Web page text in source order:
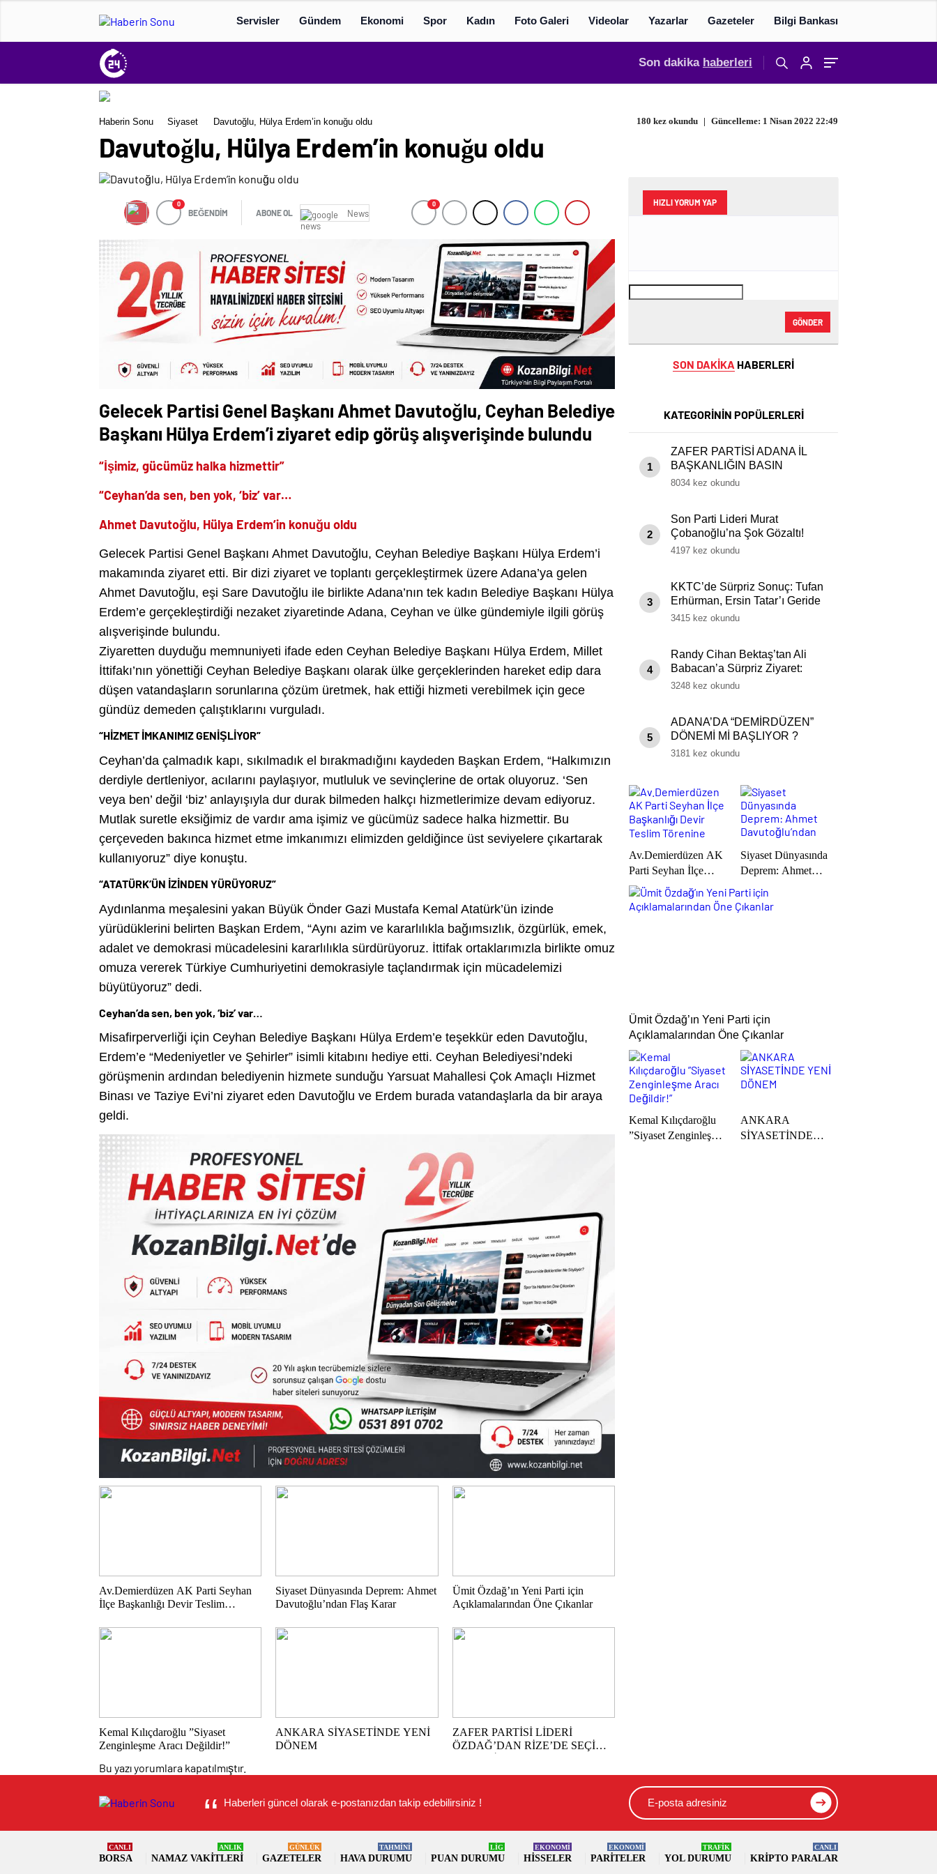
Servisler Gündem Ekonomi Spor Kadın Foto Galeri Videolar Yazarlar Gazeteler Bilgi Bankası
Son dakika haberleri
Haberin Sonu Siyaset Davutoğlu, Hülya Erdem’in konuğu oldu 180 kez okundu | Güncelleme: 1 Nisan 2022 22:49
Davutoğlu, Hülya Erdem’in konuğu oldu
0
BEĞENDİM ABONE OL News
0
Gelecek Partisi Genel Başkanı Ahmet Davutoğlu, Ceyhan Belediye
Başkanı Hülya Erdem’i ziyaret edip görüş alışverişinde bulundu
“İşimiz, gücümüz halka hizmettir”
“Ceyhan’da sen, ben yok, ‘biz’ var…
Ahmet Davutoğlu, Hülya Erdem’in konuğu oldu
Gelecek Partisi Genel Başkanı Ahmet Davutoğlu, Ceyhan Belediye Başkanı Hülya Erdem’i
makamında ziyaret etti. Bir dizi ziyaret ve toplantı gerçekleştirmek üzere Adana’ya gelen
Ahmet Davutoğlu, eşi Sare Davutoğlu ile birlikte Adana’nın tek kadın Belediye Başkanı Hülya
Erdem’e gerçekleştirdiği nezaket ziyaretinde Adana, Ceyhan ve ülke gündemiyle ilgili görüş
alışverişinde bulundu.
Ziyaretten duyduğu memnuniyeti ifade eden Ceyhan Belediye Başkanı Hülya Erdem, Millet
İttifakı’nın yönettiği Ceyhan Belediye Başkanı olarak ülke gerçeklerinden hareket edip dara
düşen vatandaşların sorunlarına çözüm üretmek, hak ettiği hizmeti verebilmek için gece
gündüz demeden çalıştıklarını vurguladı.
“HİZMET İMKANIMIZ GENİŞLİYOR”
Ceyhan’da çalmadık kapı, sıkılmadık el bırakmadığını kaydeden Başkan Erdem, “Halkımızın
derdiyle dertleniyor, acılarını paylaşıyor, mutluluk ve sevinçlerine de ortak oluyoruz. ‘Sen
veya ben’ değil ‘biz’ anlayışıyla dur durak bilmeden halkçı hizmetlerimize devam ediyoruz.
Mutlak suretle eksiğimiz de vardır ama işimiz ve gücümüz sadece halka hizmettir. Bu
çerçeveden bakınca hizmet etme imkanımızı elimizden geldiğince üst seviyelere çıkartarak
kullanıyoruz” diye konuştu.
“ATATÜRK’ÜN İZİNDEN YÜRÜYORUZ”
Aydınlanma meşalesini yakan Büyük Önder Gazi Mustafa Kemal Atatürk’ün izinde
yürüdüklerini belirten Başkan Erdem, “Aynı azim ve kararlılıkla bağımsızlık, özgürlük, emek,
adalet ve demokrasi mücadelesini kararlılıkla sürdürüyoruz. İttifak ortaklarımızla birlikte omuz
omuza vererek Türkiye Cumhuriyetini demokrasiyle taçlandırmak için mücadelemizi
büyütüyoruz” dedi.
Ceyhan’da sen, ben yok, ‘biz’ var…
Misafirperverliği için Ceyhan Belediye Başkanı Hülya Erdem’e teşekkür eden Davutoğlu,
Erdem’e “Medeniyetler ve Şehirler” isimli kitabını hediye etti. Ceyhan Belediyesi’ndeki
görüşmenin ardından belediyenin hizmete sunduğu Yarsuat Mahallesi Çok Amaçlı Hizmet
Binası ve Taziye Evi’ni ziyaret eden Davutoğlu ve Erdem burada vatandaşlarla da bir araya
geldi.
Av.Demierdüzen AK Parti Seyhan
İlçe Başkanlığı Devir Teslim
Siyaset Dünyasında Deprem: Ahmet
Davutoğlu’ndan Flaş Karar
Ümit Özdağ’ın Yeni Parti için
Açıklamalarından Öne Çıkanlar
Kemal Kılıçdaroğlu ”Siyaset
Zenginleşme Aracı Değildir!”
ANKARA SİYASETİNDE YENİ
DÖNEM
ZAFER PARTİSİ LİDERİ
ÖZDAĞ’DAN RİZE’DE SEÇİM
Bu yazı yorumlara kapatılmıştır.
HIZLI YORUM YAP
GÖNDER
SON DAKİKA HABERLERİ
KATEGORİNİN POPÜLERLERİ
1
ZAFER PARTİSİ ADANA İL
BAŞKANLIĞIN BASIN
AÇIKLAMASI
8034 kez okundu
2
Son Parti Lideri Murat
Çobanoğlu’na Şok Gözaltı!
Soruşturma Başlatıldı
4197 kez okundu
3
KKTC’de Sürpriz Sonuç: Tufan
Erhürman, Ersin Tatar’ı Geride
Bıraktı
3415 kez okundu
4
Randy Cihan Bektaş’tan Ali
Babacan’a Sürpriz Ziyaret:
Ezber Bozan Açıklamalar !
3248 kez okundu
5
ADANA’DA “DEMİRDÜZEN”
DÖNEMİ Mİ BAŞLIYOR ?
3181 kez okundu
Av.Demierdüzen AK
Parti Seyhan İlçe
Başkanlığı Devir
Teslim Törenine
Katıldık.
Siyaset Dünyasında
Deprem: Ahmet
Karar
Ümit Özdağ’ın Yeni Parti için
Açıklamalarından Öne Çıkanlar
Kemal Kılıçdaroğlu
”Siyaset Zenginleşme
ANKARA
SİYASETİNDE
Haberleri güncel olarak e-postanızdan takip edebilirsiniz !
BORSA
CANLI
NAMAZ VAKITLERI
ANLIK
GAZETELER
GÜNLÜK
HAVA DURUMU
TAHMİNİ
PUAN DURUMU
LİG
HISSELER
EKONOMİ
PARITELER
EKONOMİ
YOL DURUMU
TRAFİK
KRIPTO PARALAR
CANLI